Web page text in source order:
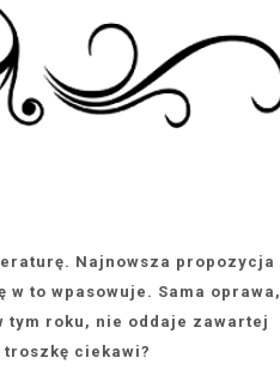
Najnowsza propozycja
to wpasowuje. Sama oprawa,
tym roku, nie oddaje zawartej
ciekawi?